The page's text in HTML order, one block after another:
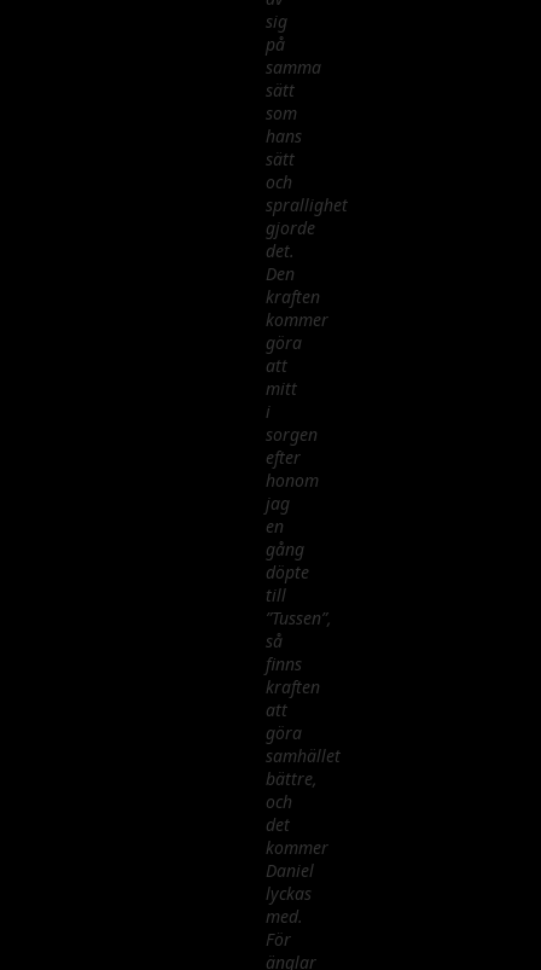
sig
på
samma
sätt
som
hans
sätt
och
sprallighet
gjorde
det.
Den
kraften
kommer
göra
att
mitt
i
sorgen
efter
honom
jag
en
gång
döpte
till
”Tussen”,
så
finns
kraften
att
göra
samhället
bättre,
och
det
kommer
Daniel
lyckas
med.
För
änglar